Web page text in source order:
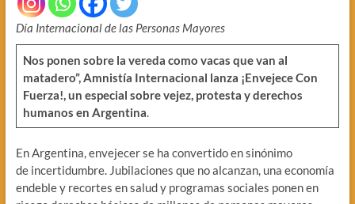
Día Internacional de las Personas Mayores
Nos ponen sobre la vereda como vacas que van al
matadero”, Amnistía Internacional lanza ¡Envejece Con
Fuerza!, un especial sobre vejez, protesta y derechos
humanos en Argentina.
En Argentina, envejecer se ha convertido en sinónimo
de incertidumbre. Jubilaciones que no alcanzan, una economía
endeble y recortes en salud y programas sociales ponen en